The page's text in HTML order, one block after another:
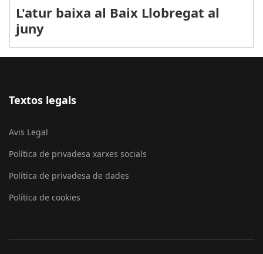
L'atur baixa al Baix Llobregat al
juny
Textos legals
Avis Legal
Política de privadesa xarxes socials
Política de privadesa de dades
Política de cookies